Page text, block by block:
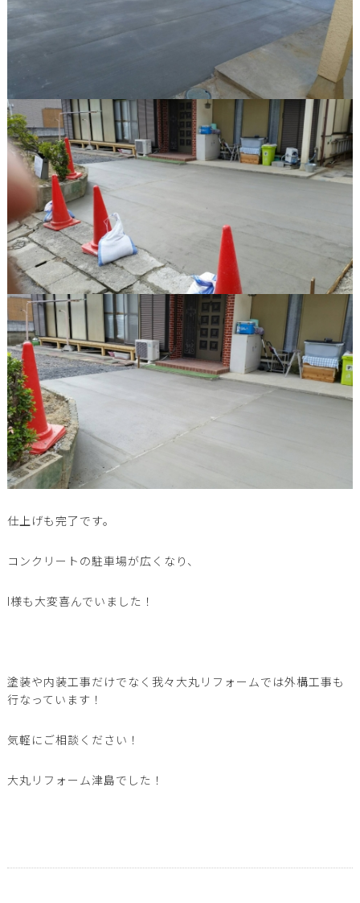
仕上げも完了です。
コンクリートの駐車場が広くなり、
I様も大変喜んでいました！
塗装や内装工事だけでなく我々大丸リフォームでは外構工事も
行なっています！
気軽にご相談ください！
大丸リフォーム津島でした！